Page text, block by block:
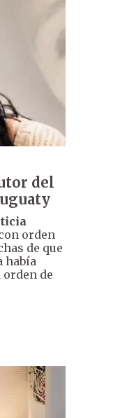
del
orden
de que
había
de